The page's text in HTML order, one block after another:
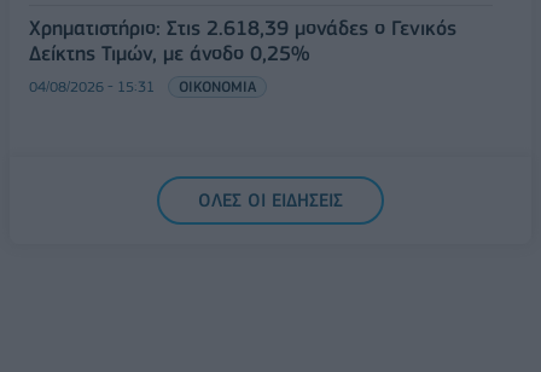
Χρηματιστήριο: Στις 2.618,39 μονάδες ο Γενικός
Δείκτης Τιμών, με άνοδο 0,25%
04/08/2026 - 15:31 ΟΙΚΟΝΟΜΙΑ
ΟΛΕΣ ΟΙ ΕΙΔΗΣΕΙΣ